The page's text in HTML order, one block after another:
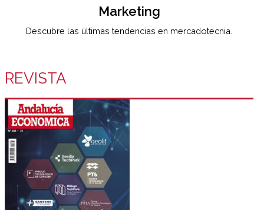
Marketing
Descubre las últimas tendencias en mercadotecnia.
REVISTA